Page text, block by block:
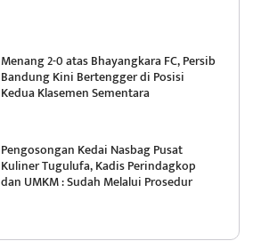
Menang 2-0 atas Bhayangkara FC, Persib
Bandung Kini Bertengger di Posisi
Kedua Klasemen Sementara
Pengosongan Kedai Nasbag Pusat
Kuliner Tugulufa, Kadis Perindagkop
dan UMKM : Sudah Melalui Prosedur